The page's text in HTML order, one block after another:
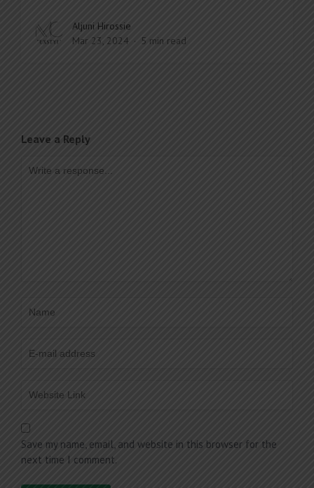
Aljuni Hirossie
Mar 23, 2024
5 min read
Leave a Reply
Save my name, email, and website in this browser for the
next time I comment.